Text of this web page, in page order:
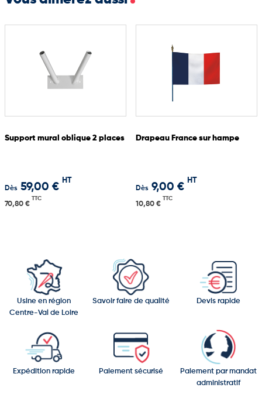
Support mural oblique 2 places
Dès 59,00 €
HT
70,80 €
TTC
Drapeau France sur hampe
Dès 9,00 €
HT
10,80 €
TTC
Usine en région
Centre-Val de Loire
Savoir faire de qualité Devis rapide
Expédition rapide Paiement sécurisé
Paiement par mandat
administratif